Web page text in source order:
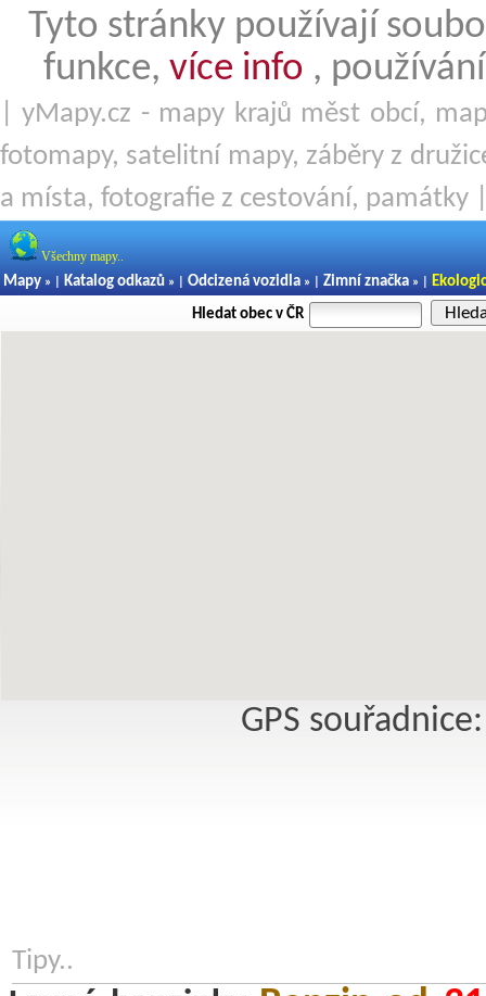
Tyto stránky používají
funkce, více info ,
| yMapy.cz - mapy krajů měst obcí,
fotomapy, satelitní mapy, záběry z
a místa, fotografie z cestování, památky
Všechny mapy..
Mapy » | Katalog odkazů » | Odcizená vozidla » | Zimní značka » |
Hledat obec v ČR
GPS
Tipy..